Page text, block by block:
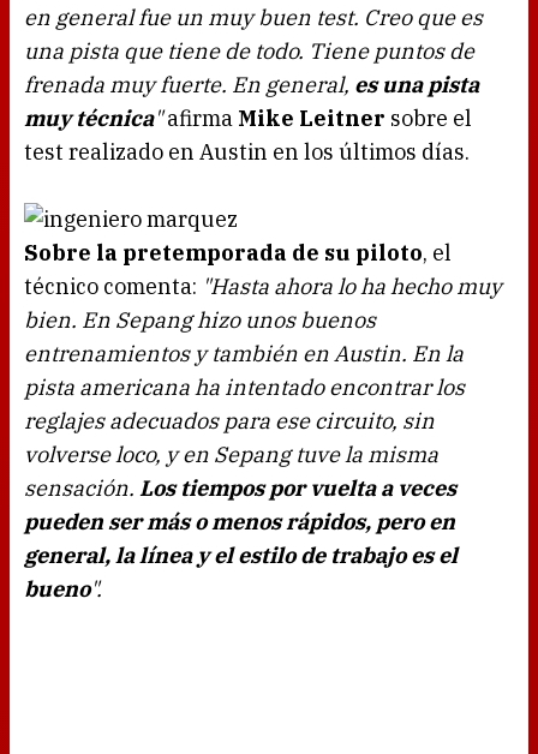
en general fue un muy buen test. Creo que es
una pista que tiene de todo. Tiene puntos de
frenada muy fuerte. En general, es una pista
muy técnica"afirma Mike Leitner sobre el
test realizado en Austin en los últimos días.
Sobre la pretemporada de su piloto, el
técnico comenta: "Hasta ahora lo ha hecho muy
bien. En Sepang hizo unos buenos
entrenamientos y también en Austin. En la
pista americana ha intentado encontrar los
reglajes adecuados para ese circuito, sin
volverse loco, y en Sepang tuve la misma
sensación. Los tiempos por vuelta a veces
pueden ser más o menos rápidos, pero en
general, la línea y el estilo de trabajo es el
bueno".